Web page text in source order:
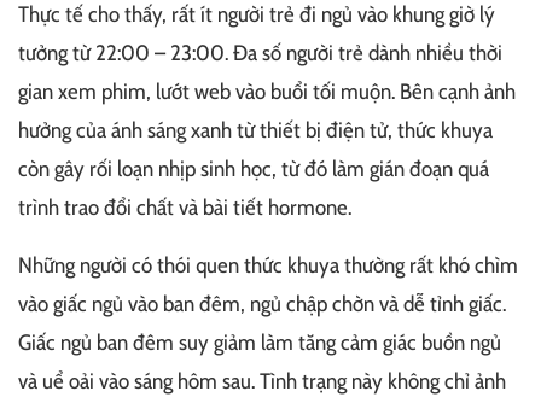
Thực tế cho thấy, rất ít người trẻ đi ngủ vào khung giờ lý
tưởng từ 22:00 – 23:00. Đa số người trẻ dành nhiều thời
gian xem phim, lướt web vào buổi tối muộn. Bên cạnh ảnh
hưởng của ánh sáng xanh từ thiết bị điện tử, thức khuya
còn gây rối loạn nhịp sinh học, từ đó làm gián đoạn quá
trình trao đổi chất và bài tiết hormone.
Những người có thói quen thức khuya thường rất khó chìm
vào giấc ngủ vào ban đêm, ngủ chập chờn và dễ tỉnh giấc.
Giấc ngủ ban đêm suy giảm làm tăng cảm giác buồn ngủ
và uể oải vào sáng hôm sau. Tình trạng này không chỉ ảnh